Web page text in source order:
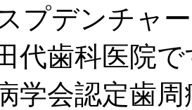
プデンチャ
代歯科医院
学会認定歯